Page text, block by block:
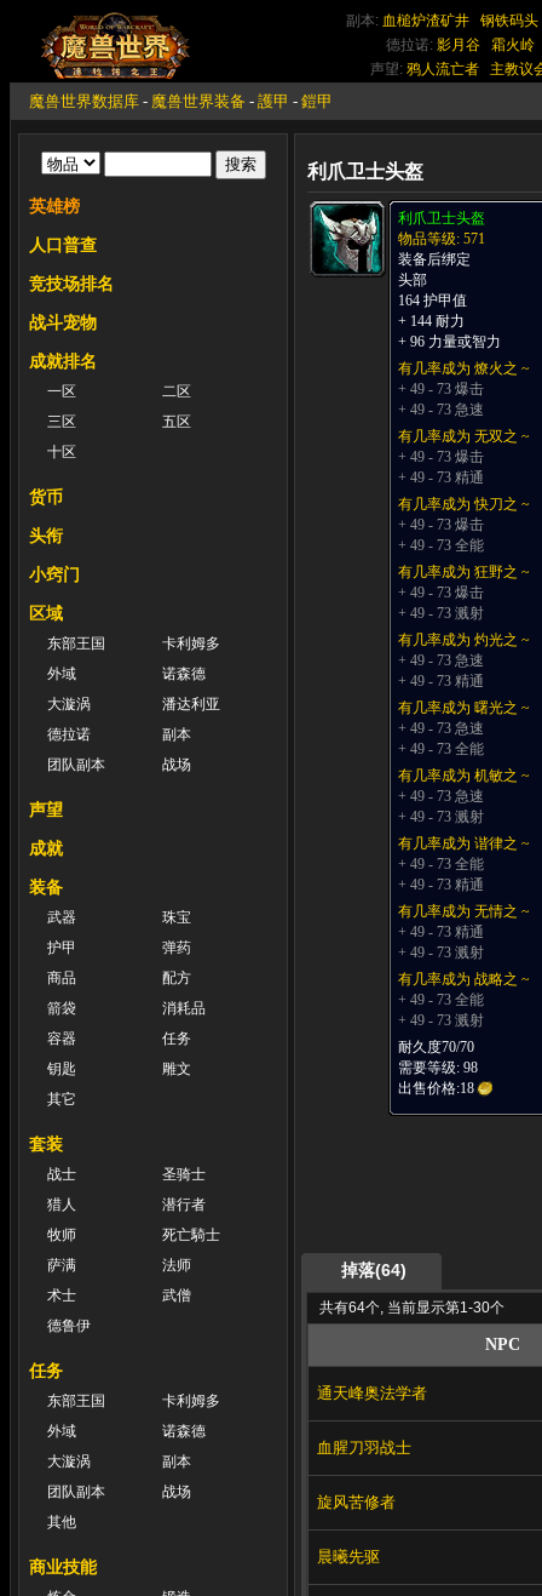
副本: 血槌炉渣矿井
钢铁码头
德拉诺: 影月谷
霜火岭
声望: 鸦人流亡者 主教议
魔兽世界数据库 - 魔兽世界装备 - 護甲 - 鎧甲
英雄榜
人口普查
竞技场排名
战斗宠物
成就排名
一区
二区
三区
五区
十区
货币
头衔
小窍门
区域
东部王国
卡利姆多
外域
诺森德
大漩涡
潘达利亚
德拉诺
副本
团队副本
战场
声望
成就
装备
武器
珠宝
护甲
弹药
商品
配方
箭袋
消耗品
容器
任务
钥匙
雕文
其它
套装
战士
圣骑士
猎人
潜行者
牧师
死亡騎士
萨满
法师
术士
武僧
德鲁伊
任务
东部王国
卡利姆多
外域
诺森德
大漩涡
副本
团队副本
战场
其他
商业技能
利爪卫士头盔
利爪卫士头盔
物品等级: 571
装备后绑定
头部
164 护甲值
+ 144 耐力
+ 96 力量或智力
有几率成为 燎火之 ~
+ 49 - 73 爆击
+ 49 - 73 急速
有几率成为 无双之 ~
+ 49 - 73 爆击
+ 49 - 73 精通
有几率成为 快刀之 ~
+ 49 - 73 爆击
+ 49 - 73 全能
有几率成为 狂野之 ~
+ 49 - 73 爆击
+ 49 - 73 溅射
有几率成为 灼光之 ~
+ 49 - 73 急速
+ 49 - 73 精通
有几率成为 曙光之 ~
+ 49 - 73 急速
+ 49 - 73 全能
有几率成为 机敏之 ~
+ 49 - 73 急速
+ 49 - 73 溅射
有几率成为 谐律之 ~
+ 49 - 73 全能
+ 49 - 73 精通
有几率成为 无情之 ~
+ 49 - 73 精通
+ 49 - 73 溅射
有几率成为 战略之 ~
+ 49 - 73 全能
+ 49 - 73 溅射
耐久度70/70
需要等级: 98
出售价格:18
掉落(64)
共有64个, 当前显示第1-30个
NPC
通天峰奥法学者
血腥刀羽战士
旋风苦修者
晨曦先驱